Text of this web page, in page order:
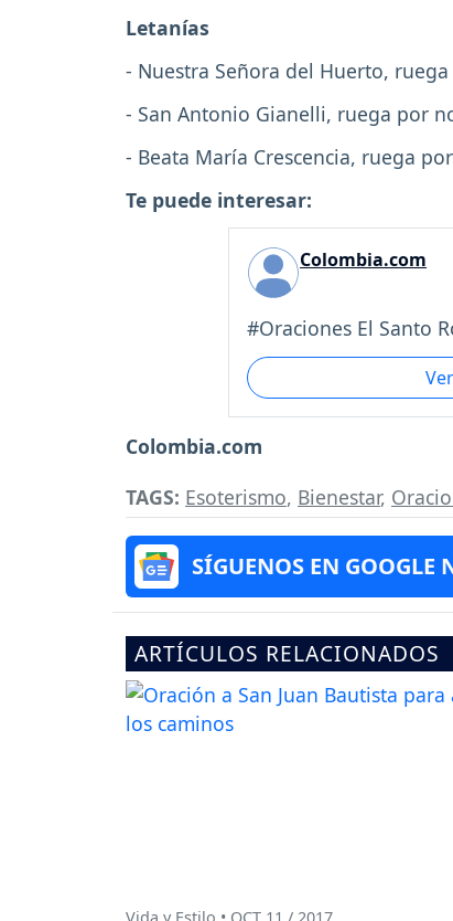
Letanías
- Nuestra Señora del Huerto,
- San Antonio Gianelli, ruega por
- Beata María Crescencia, ruega
Te puede interesar:
Colombia.com
#Oraciones El Santo
Colombia.com
TAGS: Esoterismo, Bienestar,
SÍGUENOS EN GOOGLE
ARTÍCULOS RELACIONADOS